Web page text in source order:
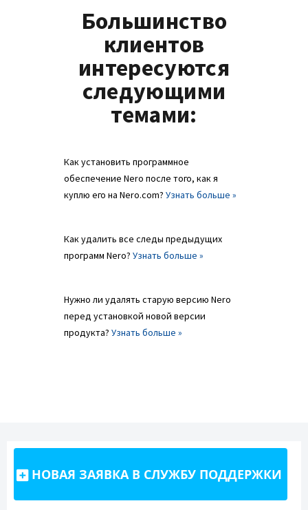
Большинство
клиентов
интересуются
следующими
темами:
Как установить программное
обеспечение Nero после того, как я
куплю его на Nero.com? Узнать больше »
Как удалить все следы предыдущих
программ Nero? Узнать больше »
Нужно ли удалять старую версию Nero
перед установкой новой версии
продукта? Узнать больше »
НОВАЯ ЗАЯВКА В СЛУЖБУ ПОДДЕРЖКИ